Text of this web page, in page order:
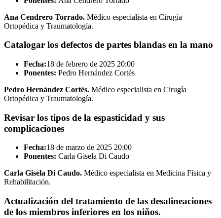
Ana Cendrero Torrado. Médico especialista en Cirugía
Ortopédica y Traumatología.
Catalogar los defectos de partes blandas en la mano
Fecha:18 de febrero de 2025 20:00
Ponentes: Pedro Hernández Cortés
Pedro Hernández Cortés. Médico especialista en Cirugía
Ortopédica y Traumatología.
Revisar los tipos de la espasticidad y sus
complicaciones
Fecha:18 de marzo de 2025 20:00
Ponentes: Carla Gisela Di Caudo
Carla Gisela Di Caudo. Médico especialista en Medicina Física y
Rehabilitación.
Actualización del tratamiento de las desalineaciones
de los miembros inferiores en los niños.